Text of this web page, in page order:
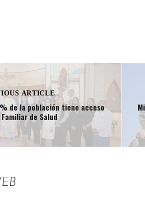
ARTICLE
de la población tiene acceso
de Salud